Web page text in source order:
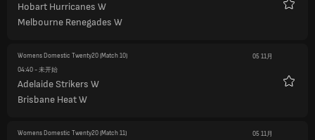
Hobart Hurricanes W
Melbourne Renegades W
Womens Domestic Twenty20(Match 10)
05 11月
04:40- 未开始
Adelaide Strikers W
Brisbane Heat W
Womens Domestic Twenty20(Match 11)
05 11月